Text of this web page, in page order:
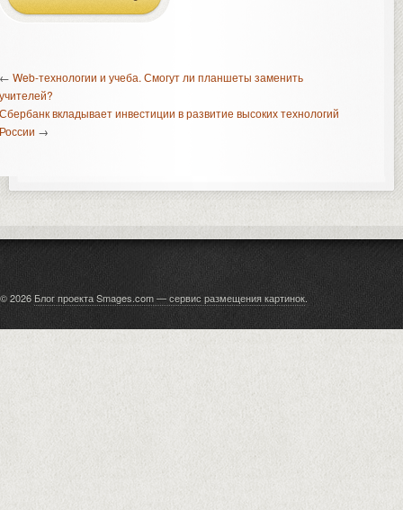
Web-технологии и учеба. Смогут ли планшеты заменить
вкладывает инвестиции в развитие высоких технологий
→
© 2026 Блог проекта Smages.com — сервис размещения картинок.